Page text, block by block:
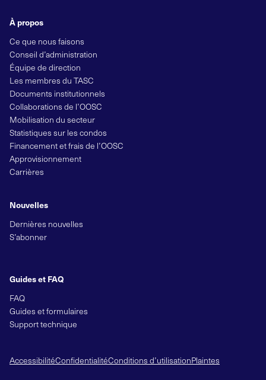
À propos
Ce que nous faisons
Conseil d’administration
Équipe de direction
Les membres du TASC
Documents institutionnels
Collaborations de l’OOSC
Mobilisation du secteur
Statistiques sur les condos
Financement et frais de l’OOSC
Approvisionnement
Carrières
Nouvelles
Dernières nouvelles
S’abonner
Guides et FAQ
FAQ
Guides et formulaires
Support technique
AccessibilitéConfidentialitéConditions d’utilisationPlaintes